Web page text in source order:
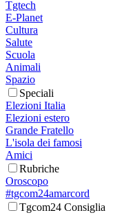
Tgtech
E-Planet
Cultura
Salute
Scuola
Animali
Spazio
Speciali
Elezioni Italia
Elezioni estero
Grande Fratello
L'isola dei famosi
Amici
Rubriche
Oroscopo
#tgcom24amarcord
Tgcom24 Consiglia